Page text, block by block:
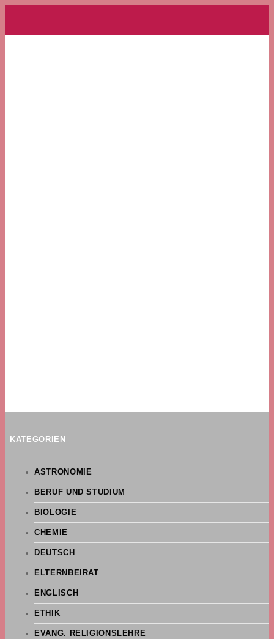
KATEGORIEN
ASTRONOMIE
BERUF UND STUDIUM
BIOLOGIE
CHEMIE
DEUTSCH
ELTERNBEIRAT
ENGLISCH
ETHIK
EVANG. RELIGIONSLEHRE